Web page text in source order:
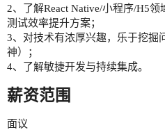
2、了解React Native/小程序/H5
测试效率提升方案；
3、对技术有浓厚兴趣，乐于挖掘
神）；
4、了解敏捷开发与持续集成。
薪资范围
面议